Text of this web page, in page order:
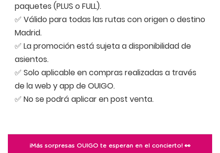
paquetes (PLUS o FULL).
✅ Válido para todas las rutas con origen o destino
Madrid.
✅ La promoción está sujeta a disponibilidad de
asientos.
✅ Solo aplicable en compras realizadas a través
de la web y app de OUIGO.
✅ No se podrá aplicar en post venta.
¡Más sorpresas OUIGO te esperan en el concierto! 👀